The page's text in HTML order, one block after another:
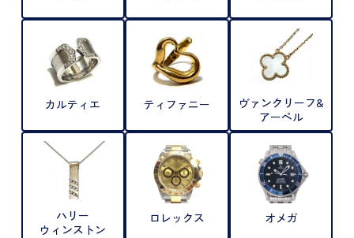
カルティエ ティファニー
ヴァンクリーフ&
アーペル
ハリー
ウィンストン
ロレックス オメガ